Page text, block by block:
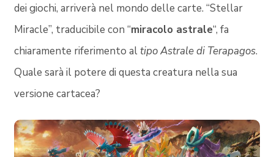
dei giochi, arriverà nel mondo delle carte. “Stellar
Miracle”, traducibile con “miracolo astrale“, fa
chiaramente riferimento altipo Astrale di Terapagos.
Quale sarà il potere di questa creatura nella sua
versione cartacea?